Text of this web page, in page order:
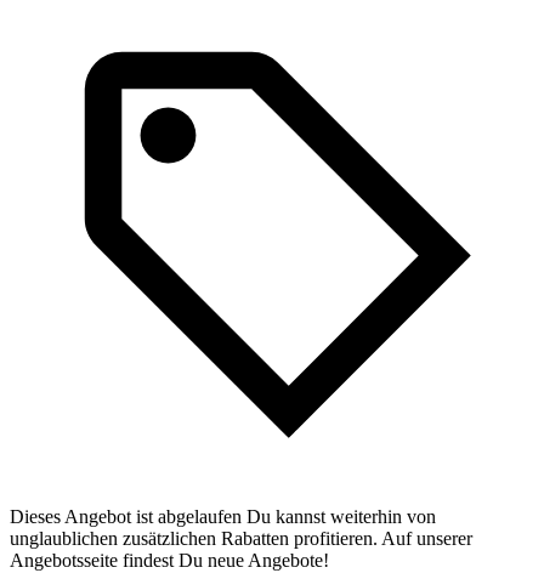
Dieses Angebot ist abgelaufen Du kannst weiterhin von
unglaublichen zusätzlichen Rabatten profitieren. Auf unserer
Angebotsseite findest Du neue Angebote!